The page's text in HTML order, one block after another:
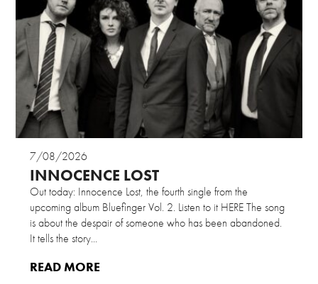
7/08/2026
INNOCENCE LOST
Out today: Innocence Lost, the fourth single from the
upcoming album Bluefinger Vol. 2. Listen to it HERE The song
is about the despair of someone who has been abandoned.
It tells the story...
READ MORE